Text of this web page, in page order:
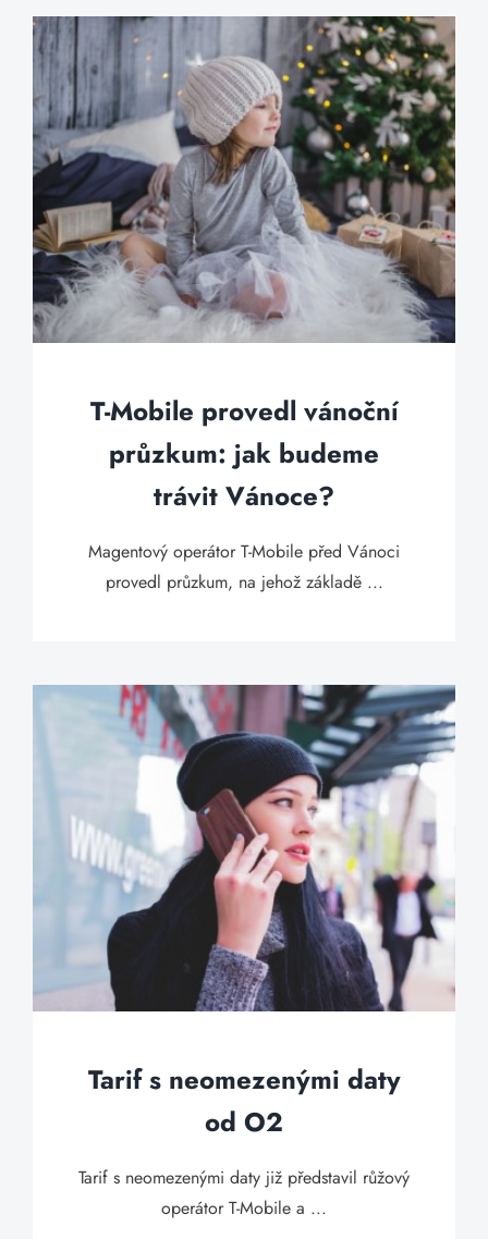
T-Mobile provedl vánoční
průzkum: jak budeme
trávit Vánoce?
Magentový operátor T-Mobile před Vánoci
provedl průzkum, na jehož základě ...
Tarif s neomezenými daty
od O2
Tarif s neomezenými daty již představil růžový
operátor T-Mobile a ...